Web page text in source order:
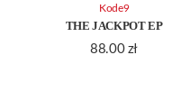
THE JACKPOT EP
88.00 zł
Kode9